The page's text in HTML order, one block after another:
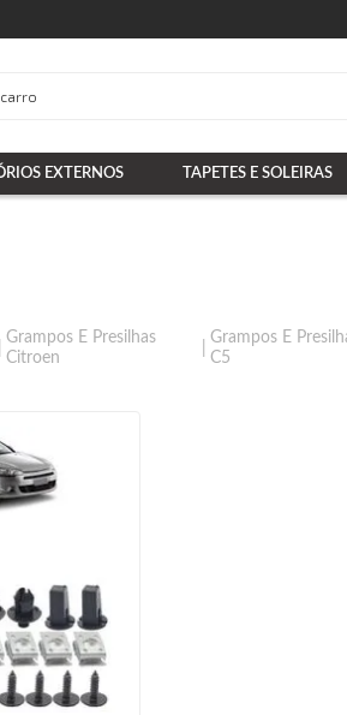
EXTERNOS TAPETES E SOLEIRAS
Grampos E Presilhas
Citroen
Grampos E
C5